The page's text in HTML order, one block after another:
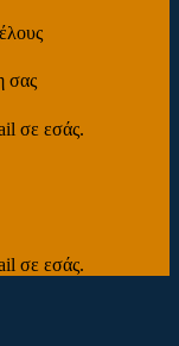
σας
σε εσάς.
σε εσάς.